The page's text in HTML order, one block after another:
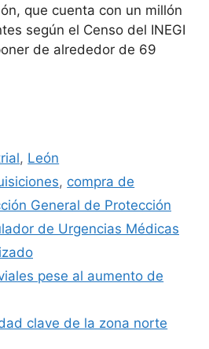
que cuenta con un millón
según el Censo del INEGI
de alrededor de 69
, León
, compra de
General de Protección
de Urgencias Médicas
pese al aumento de
clave de la zona norte